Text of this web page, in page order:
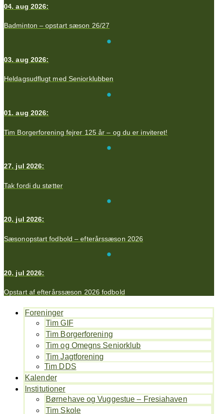
04. aug 2026:
Badminton – opstart sæson 26/27
03. aug 2026:
Heldagsudflugt med Seniorklubben
01. aug 2026:
Tim Borgerforening fejrer 125 år – og du er inviteret!
27. jul 2026:
Tak fordi du støtter
20. jul 2026:
Sæsonopstart fodbold – efterårssæson 2026
20. jul 2026:
Opstart af efterårssæson 2026 fodbold
Foreninger
Tim GIF
Tim Borgerforening
Tim og Omegns Seniorklub
Tim Jagtforening
Tim DDS
Kalender
Institutioner
Børnehave og Vuggestue – Fresiahaven
Tim Skole